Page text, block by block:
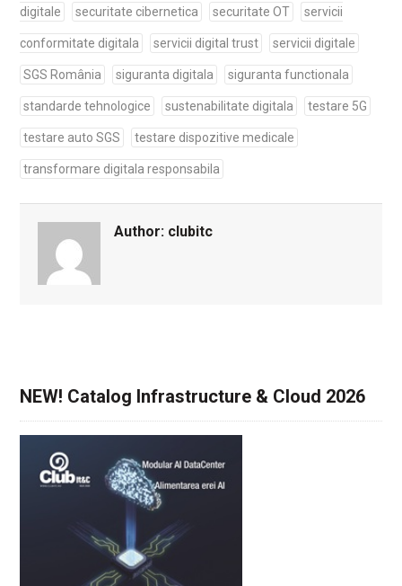
digitale securitate cibernetica securitate OT servicii
conformitate digitala servicii digital trust servicii digitale
SGS România siguranta digitala siguranta functionala
standarde tehnologice sustenabilitate digitala testare 5G
testare auto SGS testare dispozitive medicale
transformare digitala responsabila
Author: clubitc
NEW! Catalog Infrastructure & Cloud 2026